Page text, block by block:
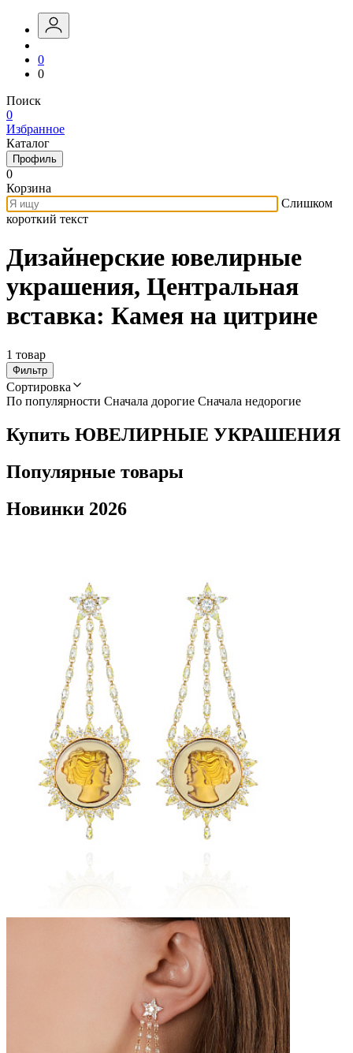
0
0
Поиск
0
Избранное
Каталог
Профиль
0
Корзина
Слишком
короткий текст
Дизайнерские ювелирные
украшения, Центральная
вставка: Камея на цитрине
1 товар
Фильтр
Сортировка
По популярности Сначала дорогие Сначала недорогие
Купить ЮВЕЛИРНЫЕ УКРАШЕНИЯ
Популярные товары
Новинки 2026